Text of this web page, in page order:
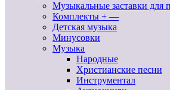
Музыкальные заставки для
Комплекты + —
Детская музыка
Минусовки
Музыка
Народные
Христианские песни
Инструментал